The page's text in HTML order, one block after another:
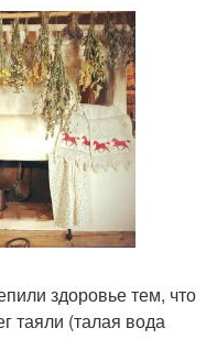
здоровье тем, что
таяли (талая вода